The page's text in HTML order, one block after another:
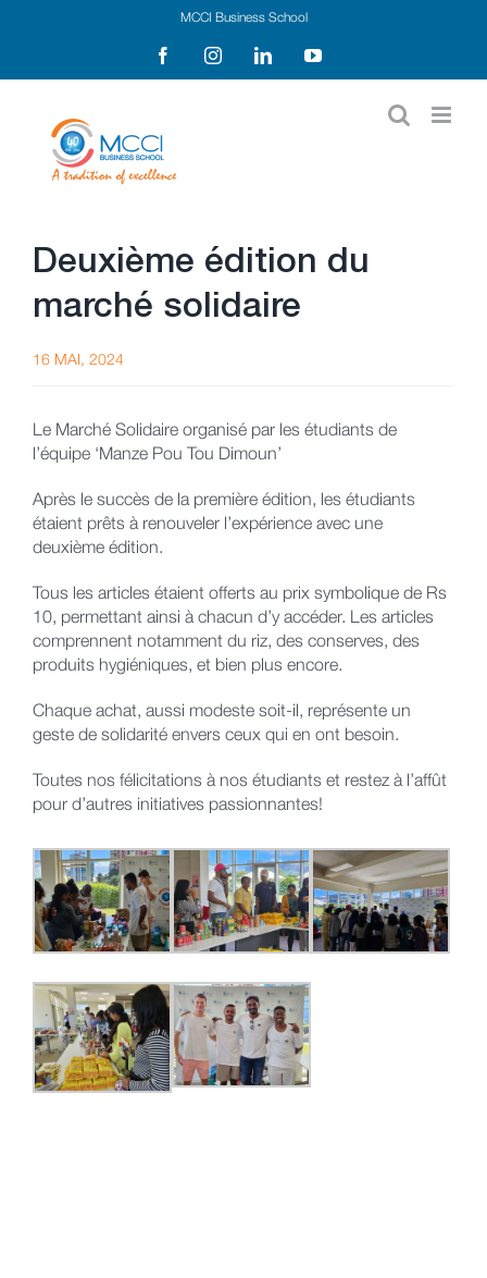
MCCI Business School
FacebookInstagramLinkedInYouTube
Deuxième édition du
marché solidaire
16 MAI, 2024
Le Marché Solidaire organisé par les étudiants de
l’équipe ‘Manze Pou Tou Dimoun’
Après le succès de la première édition, les étudiants
étaient prêts à renouveler l’expérience avec une
deuxième édition.
Tous les articles étaient offerts au prix symbolique de Rs
10, permettant ainsi à chacun d’y accéder. Les articles
comprennent notamment du riz, des conserves, des
produits hygiéniques, et bien plus encore.
Chaque achat, aussi modeste soit-il, représente un
geste de solidarité envers ceux qui en ont besoin.
Toutes nos félicitations à nos étudiants et restez à l’affût
pour d’autres initiatives passionnantes!